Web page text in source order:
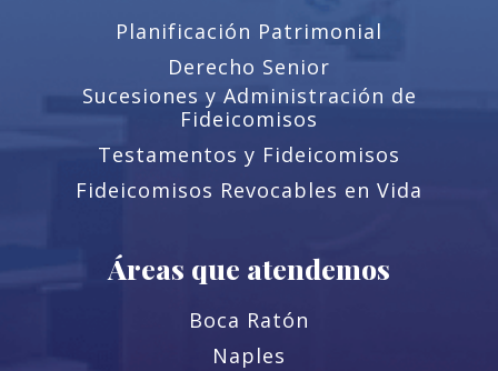
Planificación Patrimonial
Derecho Senior
Sucesiones y Administración de
Fideicomisos
Testamentos y Fideicomisos
Fideicomisos Revocables en Vida
Áreas que atendemos
Boca Ratón
Naples